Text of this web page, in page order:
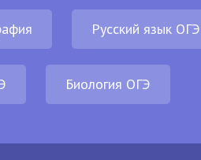
Русский язык ОГЭ
Биология ОГЭ